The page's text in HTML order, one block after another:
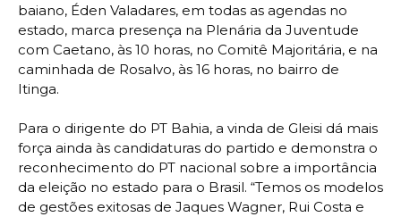
baiano, Éden Valadares, em todas as agendas no
estado, marca presença na Plenária da Juventude
com Caetano, às 10 horas, no Comitê Majoritária, e na
caminhada de Rosalvo, às 16 horas, no bairro de
Itinga.
Para o dirigente do PT Bahia, a vinda de Gleisi dá mais
força ainda às candidaturas do partido e demonstra o
reconhecimento do PT nacional sobre a importância
da eleição no estado para o Brasil. “Temos os modelos
de gestões exitosas de Jaques Wagner, Rui Costa e